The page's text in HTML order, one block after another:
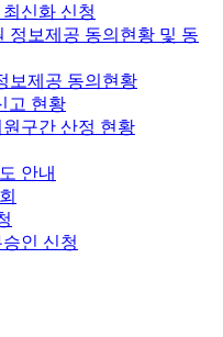
신화 신청
정보제공 동의현황 및 동
보제공 동의현황
고 현황
구간 산정 현황
안내
인 신청